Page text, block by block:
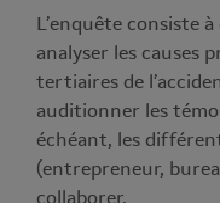
L’enquête consiste
analyser les causes
tertiaires de
auditionner les
échéant, les
(entrepreneur,
collaborer.